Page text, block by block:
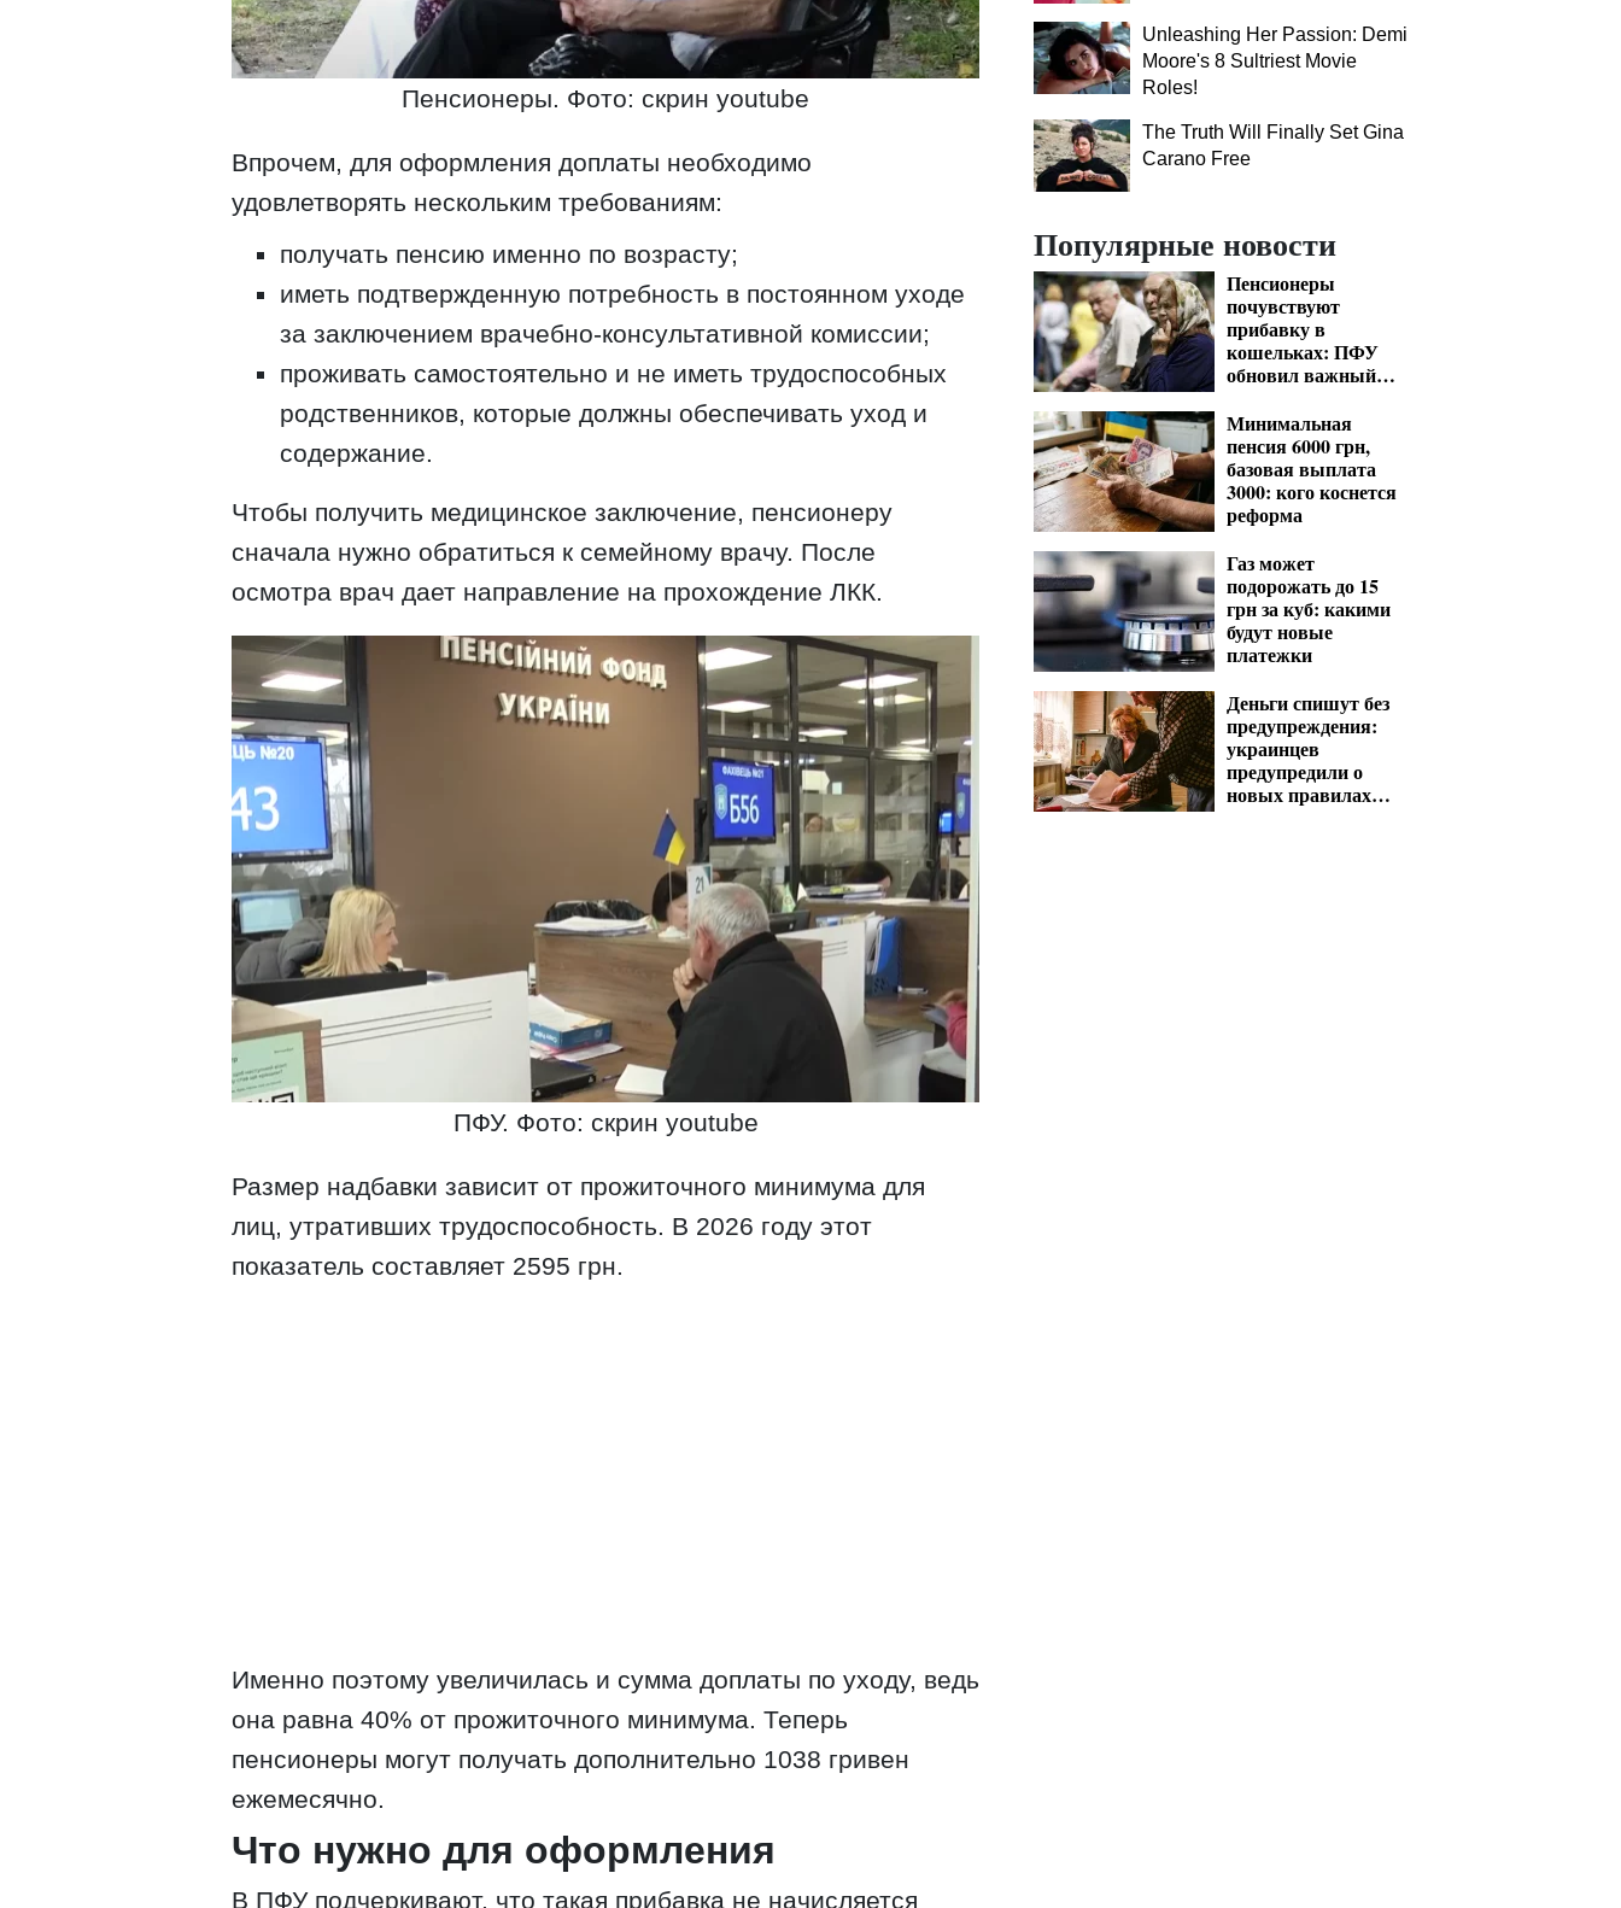
Пенсионеры. Фото: скрин youtube
Впрочем, для оформления доплаты необходимо
удовлетворять нескольким требованиям:
получать пенсию именно по возрасту;
иметь подтвержденную потребность в постоянном уходе
за заключением врачебно-консультативной комиссии;
проживать самостоятельно и не иметь трудоспособных
родственников, которые должны обеспечивать уход и
содержание.
Чтобы получить медицинское заключение, пенсионеру
сначала нужно обратиться к семейному врачу. После
осмотра врач дает направление на прохождение ЛКК.
ПФУ. Фото: скрин youtube
Размер надбавки зависит от прожиточного минимума для
лиц, утративших трудоспособность. В 2026 году этот
показатель составляет 2595 грн.
Именно поэтому увеличилась и сумма доплаты по уходу, ведь
она равна 40% от прожиточного минимума. Теперь
пенсионеры могут получать дополнительно 1038 гривен
ежемесячно.
Что нужно для оформления
В ПФУ подчеркивают, что такая прибавка не начисляется
Unleashing Her Passion: Demi
Moore's 8 Sultriest Movie
Roles!
The Truth Will Finally Set Gina
Carano Free
Популярные новости
Пенсионеры
почувствуют
прибавку в
кошельках: ПФУ
обновил важный
расчета выплат
Минимальная
пенсия 6000 грн,
базовая выплата
3000: кого коснется
реформа
Газ может
подорожать до 15
грн за куб: какими
будут новые
платежки
Деньги спишут без
предупреждения:
украинцев
предупредили о
новых правилах